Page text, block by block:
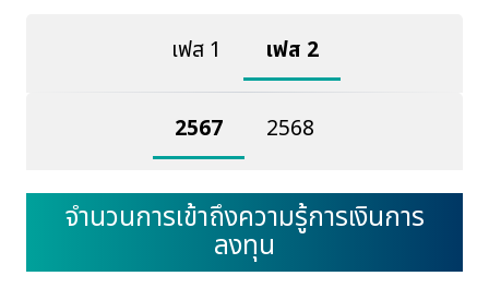
เฟส 1 เฟส 2
2567 2568
จำนวนการเข้าถึงความรู้การเงินการ
ลงทุน